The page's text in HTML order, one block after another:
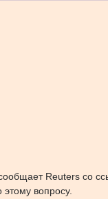
Reuters со
вопросу.